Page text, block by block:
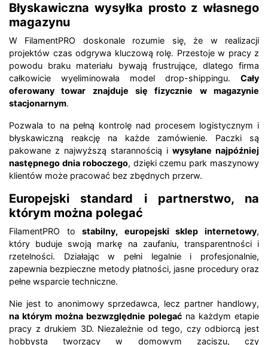
Błyskawiczna wysyłka prosto z własnego
magazynu
W FilamentPRO doskonale rozumie się, że w realizacji
projektów czas odgrywa kluczową rolę. Przestoje w pracy z
powodu braku materiału bywają frustrujące, dlatego firma
całkowicie wyeliminowała model drop-shippingu. Cały
oferowany towar znajduje się fizycznie w magazynie
stacjonarnym.
Pozwala to na pełną kontrolę nad procesem logistycznym i
błyskawiczną reakcję na każde zamówienie. Paczki są
pakowane z najwyższą starannością i wysyłane najpóźniej
następnego dnia roboczego, dzięki czemu park maszynowy
klientów może pracować bez zbędnych przerw.
Europejski standard i partnerstwo, na
którym można polegać
FilamentPRO tostabilny, europejski sklep internetowy,
który buduje swoją markę na zaufaniu, transparentności i
rzetelności. Działając w pełni legalnie i profesjonalnie,
zapewnia bezpieczne metody płatności, jasne procedury oraz
pełne wsparcie techniczne.
Nie jest to anonimowy sprzedawca, lecz partner handlowy,
na którym można bezwzględnie polegać na każdym etapie
pracy z drukiem 3D. Niezależnie od tego, czy odbiorcą jest
hobbysta tworzący w domowym zaciszu, czy